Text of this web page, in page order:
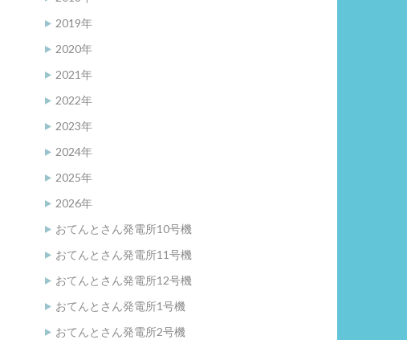
2019年
2020年
2021年
2022年
2023年
2024年
2025年
2026年
おてんとさん発電所10号機
おてんとさん発電所11号機
おてんとさん発電所12号機
おてんとさん発電所1号機
おてんとさん発電所2号機